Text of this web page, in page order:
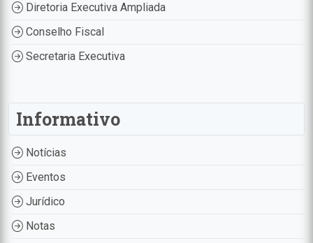
Diretoria Executiva Ampliada
Conselho Fiscal
Secretaria Executiva
Informativo
Notícias
Eventos
Jurídico
Notas